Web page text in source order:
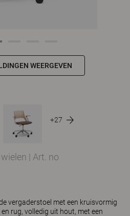
WEERGEVEN
+27
| Art. no
vergaderstoel met een kruisvormig
rug, volledig uit hout, met een